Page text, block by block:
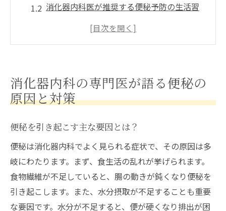
消化器内科医が推奨する便秘予防の生活習
便秘を引き起こす薬の副作用について
便秘解消に役立つ消化器内科の薬選びのポイン
ト
消化器内科医が選ぶ便秘薬の基準とは？
症状別に適した便秘薬の選び方
便秘薬の効果と副作用を理解する
便秘薬を選ぶ際の注意点
自然派便秘薬の選び方ガイド
消化器内科の専門医が語る便秘の
原因と対策
便秘を引き起こす主な要因とは？
便秘は消化器内科でよく見られる症状で、その原因は多
岐にわたります。まず、食生活の乱れが挙げられます。
食物繊維が不足していると、腸の動きが鈍くなり便秘を
引き起こします。また、水分摂取が不足することも重要
な要因です。水分が不足すると、便が硬くなり排出が困